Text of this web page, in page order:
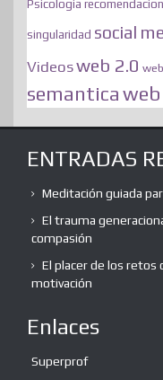
Psicologia
singularidad social
Videosweb 2.0
semantica web
ENTRADAS
Meditación guiada
El trauma
compasión
El placer de los retos
motivación
Enlaces
Superprof